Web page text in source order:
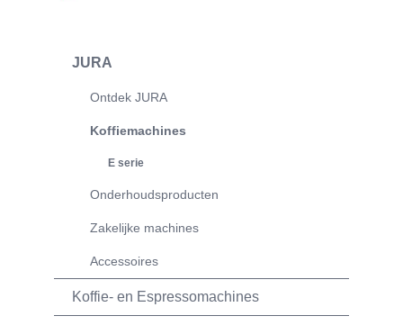
JURA
Ontdek JURA
Koffiemachines
E serie
Onderhoudsproducten
Zakelijke machines
Accessoires
Koffie- en Espressomachines